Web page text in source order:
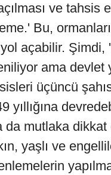
ve tahsis
Bu,
açabilir. Şimdi,
ama devlet
üçüncü
yıllığına
da mutlaka dikkat
yaşlı ve